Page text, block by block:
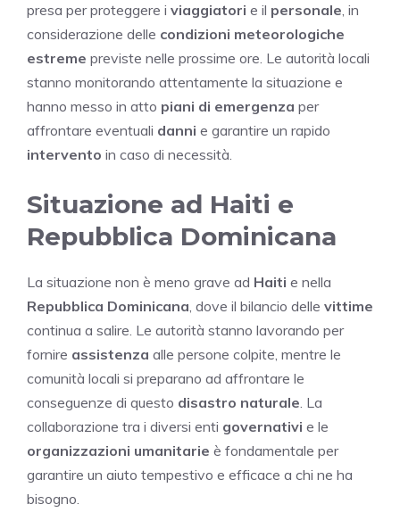
presa per proteggere i viaggiatori e il personale, in
considerazione delle condizioni meteorologiche
estreme previste nelle prossime ore. Le autorità locali
stanno monitorando attentamente la situazione e
hanno messo in atto piani di emergenza per
affrontare eventuali danni e garantire un rapido
intervento in caso di necessità.
Situazione ad Haiti e
Repubblica Dominicana
La situazione non è meno grave ad Haiti e nella
Repubblica Dominicana, dove il bilancio delle vittime
continua a salire. Le autorità stanno lavorando per
fornire assistenza alle persone colpite, mentre le
comunità locali si preparano ad affrontare le
conseguenze di questo disastro naturale. La
collaborazione tra i diversi enti governativi e le
organizzazioni umanitarie è fondamentale per
garantire un aiuto tempestivo e efficace a chi ne ha
bisogno.